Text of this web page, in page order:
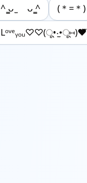
^ ̳ᴗ ̫ ᴗ ̳^ (＊=＊)
Lᵒᵛᵉᵧₒᵤ♡♡(ू•‧̫•ू⑅)❤⃛